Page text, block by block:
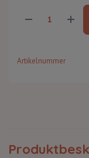
Artikelnummer